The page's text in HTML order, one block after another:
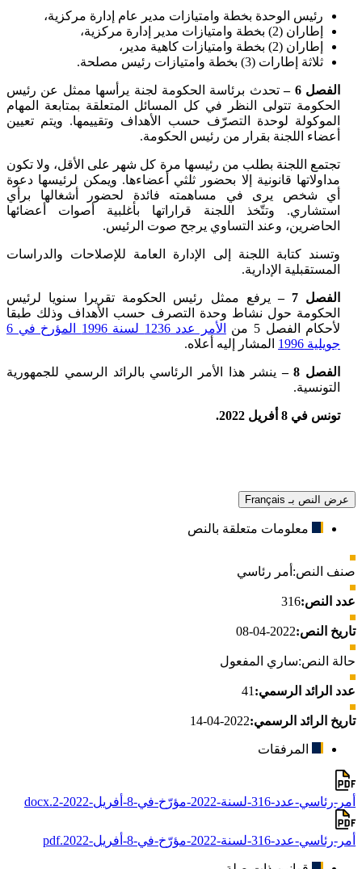
رئيس الوحدة بخطة وامتيازات مدير عام إدارة مركزية،
إطاران (2) بخطة وامتيازات مدير إدارة مركزية،
إطاران (2) بخطة وامتيازات كاهية مدير،
ثلاثة إطارات (3) بخطة وامتيازات رئيس مصلحة.
الفصل 6 –
تحدث برئاسة الحكومة لجنة يرأسها ممثل عن رئيس
الحكومة تتولى النظر في كل المسائل المتعلقة بمتابعة المهام
الموكولة لوحدة التصرّف حسب الأهداف وتقييمها. ويتم تعيين
أعضاء اللجنة بقرار من رئيس الحكومة.
تجتمع اللجنة بطلب من رئيسها مرة كل شهر على الأقل، ولا تكون
مداولاتها قانونية إلا بحضور ثلثي أعضاءها. ويمكن لرئيسها دعوة
أي شخص يرى في مساهمته فائدة لحضور أشغالها برأي
استشاري. وتتّخذ اللجنة قراراتها بأغلبية أصوات أعضائها
الحاضرين، وعند التساوي يرجح صوت الرئيس.
وتسند كتابة اللجنة إلى الإدارة العامة للإصلاحات والدراسات
المستقبلية الإدارية.
الفصل 7 –
يرفع ممثل رئيس الحكومة تقريرا سنويا لرئيس
الحكومة حول نشاط وحدة التصرف حسب الأهداف وذلك طبقا
لأحكام الفصل 5 من
الأمر عدد 1236 لسنة 1996 المؤرخ في 6
جويلية 1996
المشار إليه أعلاه.
الفصل 8 –
ينشر هذا الأمر الرئاسي بالرائد الرسمي للجمهورية
التونسية.
تونس في 8 أفريل 2022.
عرض النص بـ Français
معلومات متعلقة بالنص
صنف النص: أمر رئاسي
عدد النص:316
تاريخ النص:2022-04-08
حالة النص:ساري المفعول
عدد الرائد الرسمي: 41
تاريخ الرائد الرسمي:2022-04-14
المرفقات
أمر-رئاسي-عدد-316-لسنة-2022-مؤرّخ-في-8-أفريل-2022-2.docx
أمر-رئاسي-عدد-316-لسنة-2022-مؤرّخ-في-8-أفريل-2022.pdf